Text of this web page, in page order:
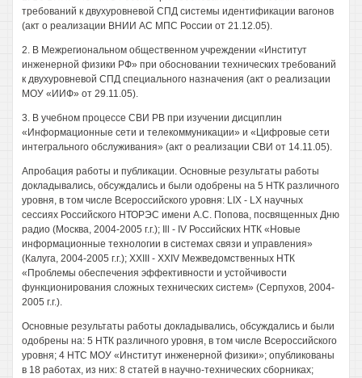
требований к двухуровневой СПД системы идентификации вагонов
(акт о реализации ВНИИ АС МПС России от 21.12.05).
2. В Межрегиональном общественном учреждении «Институт
инженерной физики РФ» при обосновании технических требований
к двухуровневой СПД специального назначения (акт о реализации
МОУ «ИИФ» от 29.11.05).
3. В учебном процессе СВИ РВ при изучении дисциплин
«Информационные сети и телекоммуникации» и «Цифровые сети
интегрального обслуживания» (акт о реализации СВИ от 14.11.05).
Апробация работы и публикации. Основные результаты работы
докладывались, обсуждались и были одобрены на 5 НТК различного
уровня, в том числе Всероссийского уровня: LIX - LX научных
сессиях Российского НТОРЭС имени А.С. Попова, посвященных Дню
радио (Москва, 2004-2005 г.г.); Ill - IV Российских НТК «Новые
информационные технологии в системах связи и управления»
(Калуга, 2004-2005 г.г.); XXIII - XXIV Межведомственных НТК
«Проблемы обеспечения эффективности и устойчивости
функционирования сложных технических систем» (Серпухов, 2004-
2005 г.г.).
Основные результаты работы докладывались, обсуждались и были
одобрены на: 5 НТК различного уровня, в том числе Всероссийского
уровня; 4 НТС МОУ «Институт инженерной физики»; опубликованы
в 18 работах, из них: 8 статей в научно-технических сборниках;